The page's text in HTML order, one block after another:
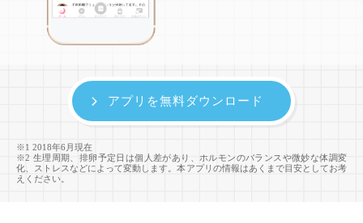
※1 2018年6月現在
※2 生理周期、排卵予定日は個人差があり、ホルモンのバランスや微妙な体調変
化、ストレスなどによって変動します。本アプリの情報はあくまで目安としてお考
えください。
アプリを無料ダウンロード